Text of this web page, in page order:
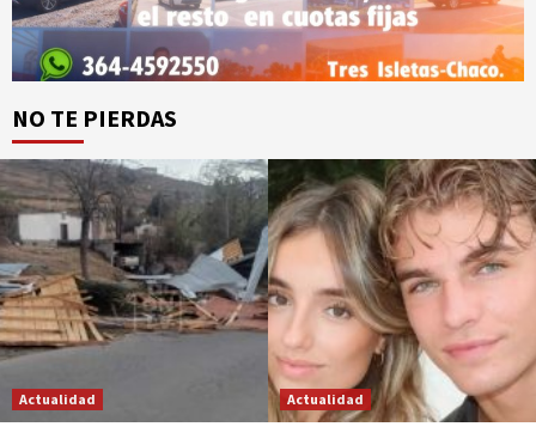
NO TE PIERDAS
Actualidad Actualidad